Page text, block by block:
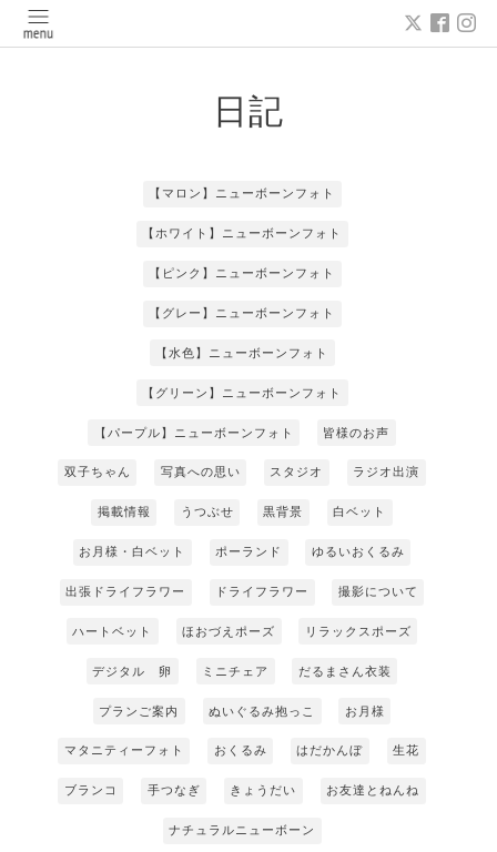
日記
【マロン】ニューボーンフォト
【ホワイト】ニューボーンフォト
【ピンク】ニューボーンフォト
【グレー】ニューボーンフォト
【水色】ニューボーンフォト
【グリーン】ニューボーンフォト
【パープル】ニューボーンフォト 皆様のお声
双子ちゃん 写真への思い スタジオ ラジオ出演
掲載情報 うつぶせ 黒背景 白ベット
お月様・白ベット ポーランド ゆるいおくるみ
出張ドライフラワー ドライフラワー 撮影について
ハートベット ほおづえポーズ リラックスポーズ
デジタル 卵 ミニチェア だるまさん衣装
プランご案内 ぬいぐるみ抱っこ お月様
マタニティーフォト おくるみ はだかんぼ 生花
ブランコ 手つなぎ きょうだい お友達とねんね
ナチュラルニューボーン